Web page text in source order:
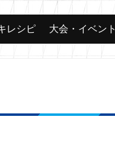
カード 大会
レシピ 大会・イベント